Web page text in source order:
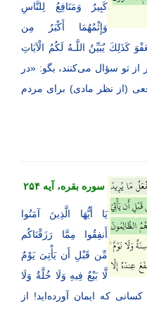
كَبِیرٌ وَمَنَافِعُ لِلنَّاسِ
وَإِثْمُهُمَا أَكْبَرُ مِن
كَذَلِكَ یُبَیِّنُ اللَّـهُ لَكُمُ الْآیَاتِ
تو سؤال می‌کنند، بگو: «در
(از نظر مادی) برای مردم
سوره بقره، آیه ۲۵۴
یَا أَیُّهَا الَّذِینَ آمَنُوا
أَنفِقُوا مِمَّا رَزَقْنَاكُم
مِّن قَبْلِ أَن یَأْتِیَ یَوْمٌ
لَّا بَیْعٌ فِیهِ وَلَا خُلَّةٌ وَلَا
که ایمان آورده‌اید! از